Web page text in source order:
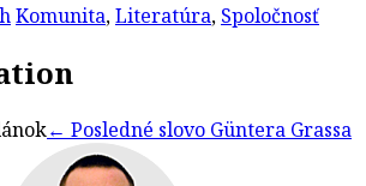
Komunita,Literatúra, Spoločnosť
← Posledné slovo Güntera Grassa